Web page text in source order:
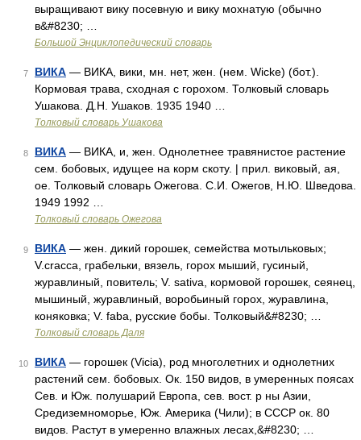
выращивают вику посевную и вику мохнатую (обычно
в&#8230; …
Большой Энциклопедический словарь
7 ВИКА — ВИКА, вики, мн. нет, жен. (нем. Wicke) (бот.).
Кормовая трава, сходная с горохом. Толковый словарь
Ушакова. Д.Н. Ушаков. 1935 1940 …
Толковый словарь Ушакова
8 ВИКА — ВИКА, и, жен. Однолетнее травянистое растение
сем. бобовых, идущее на корм скоту. | прил. виковый, ая,
ое. Толковый словарь Ожегова. С.И. Ожегов, Н.Ю. Шведова.
1949 1992 …
Толковый словарь Ожегова
9 ВИКА — жен. дикий горошек, семейства мотыльковых;
V.cracca, грабельки, вязель, горох мыший, гусиный,
журавлиный, повитель; V. sativa, кормовой горошек, сеянец,
мышиный, журавлиный, воробьиный горох, журавлина,
коняковка; V. faba, русские бобы. Толковый&#8230; …
Толковый словарь Даля
10 ВИКА — горошек (Vicia), род многолетних и однолетних
растений сем. бобовых. Ок. 150 видов, в умеренных поясах
Сев. и Юж. полушарий Европа, сев. вост. р ны Азии,
Средиземноморье, Юж. Америка (Чили); в СССР ок. 80
видов. Растут в умеренно влажных лесах,&#8230; …